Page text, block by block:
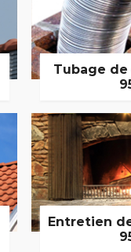
Tubage
Entretien